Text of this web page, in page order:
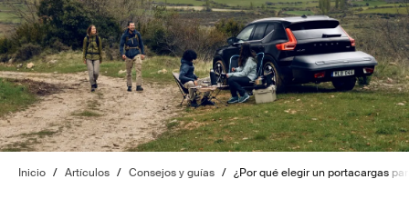
Inicio / Artículos / Consejos y guías / ¿Por qué elegir un portacargas